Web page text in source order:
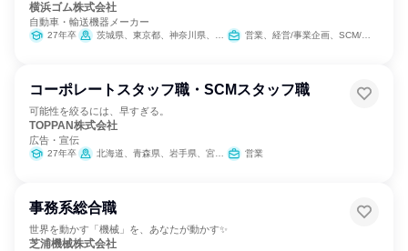
横浜ゴム株式会社
自動車・輸送機器メーカー
27年卒 茨城県、東京都、神奈川県、長野県、静岡県、愛知県、三重県、広島県 営業、経営/事業企画、SCM/生産管理/購買/物流、バックオフィス・事務・受付、経理/税務/財務、人事、法務/知財、IT、商品企画、マーケティング・広告・宣伝
コーポレートスタッフ職・SCMスタッフ職
可能性を絞るには、早すぎる。
TOPPAN株式会社
広告・宣伝
27年卒 北海道、青森県、岩手県、宮城県、秋田県、山形県、福島県、茨城県、栃木県、群馬県、埼玉県、千葉県、東京都、神奈川県、新潟県、富山県、石川県、長野県、静岡県、愛知県、三重県、滋賀県、京都府、大阪府、兵庫県、島根県、岡山県、広島県、山口県、香川県、愛媛県、高知県、福岡県、佐賀県、長崎県、熊本県、大分県、宮崎県、鹿児島県、沖縄県 営業
事務系総合職
世界を動かす「機械」を、あなたが動かす✨
芝浦機械株式会社